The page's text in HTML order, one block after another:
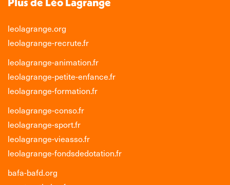
leolagrange.org
leolagrange-recrute.fr
leolagrange-animation.fr
leolagrange-petite-enfance.fr
leolagrange-formation.fr
leolagrange-conso.fr
leolagrange-sport.fr
leolagrange-vieasso.fr
leolagrange-fondsdedotation.fr
bafa-bafd.org